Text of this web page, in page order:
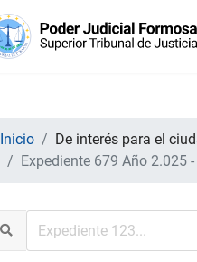
Inicio De interés para el
Expediente 679 Año 2.025